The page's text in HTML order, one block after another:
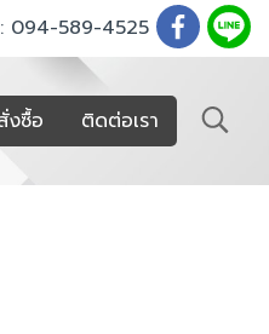
094-589-4525
งซื้อ ติดต่อเรา